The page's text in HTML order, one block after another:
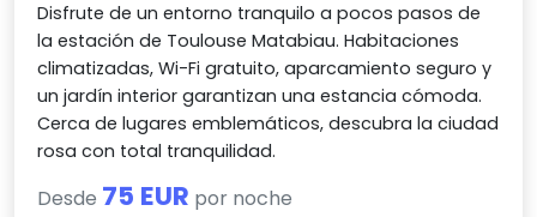
Disfrute de un entorno tranquilo a pocos pasos de
la estación de Toulouse Matabiau. Habitaciones
climatizadas, Wi-Fi gratuito, aparcamiento seguro y
un jardín interior garantizan una estancia cómoda.
Cerca de lugares emblemáticos, descubra la ciudad
rosa con total tranquilidad.
Desde 75 EUR por noche